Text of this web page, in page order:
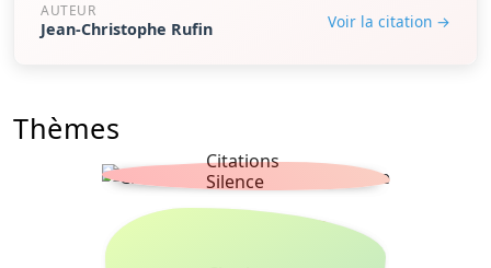
AUTEUR
Jean-Christophe Rufin Voir la citation →
Thèmes
Citations
Silence